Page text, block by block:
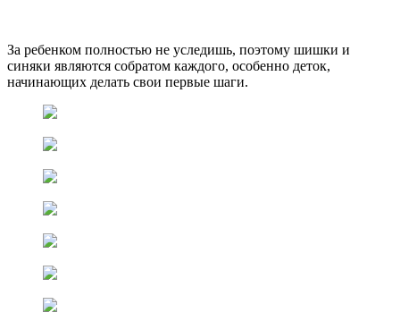
За ребенком полностью не уследишь, поэтому шишки и
синяки являются собратом каждого, особенно деток,
начинающих делать свои первые шаги.